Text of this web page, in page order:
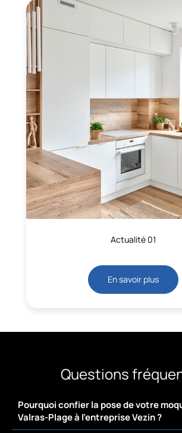
Actualité 01
En savoir plus
Questions
Pourquoi confier la pose de votre
Valras-Plage à l’entreprise Vezin ?